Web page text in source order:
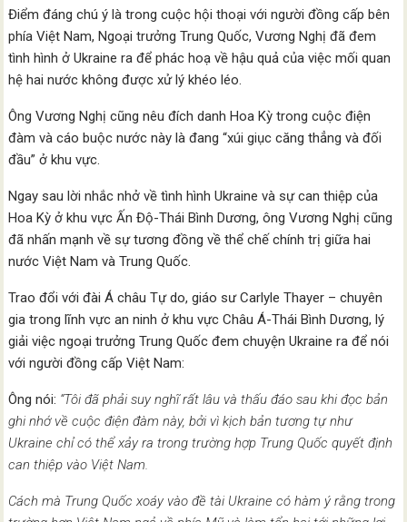
Điểm đáng chú ý là trong cuộc hội thoại với người đồng cấp bên
phía Việt Nam, Ngoại trưởng Trung Quốc, Vương Nghị đã đem
tình hình ở Ukraine ra để phác hoạ về hậu quả của việc mối quan
hệ hai nước không được xử lý khéo léo.
Ông Vương Nghị cũng nêu đích danh Hoa Kỳ trong cuộc điện
đàm và cáo buộc nước này là đang “xúi giục căng thẳng và đối
đầu” ở khu vực.
Ngay sau lời nhắc nhở về tình hình Ukraine và sự can thiệp của
Hoa Kỳ ở khu vực Ấn Độ-Thái Bình Dương, ông Vương Nghị cũng
đã nhấn mạnh về sự tương đồng về thể chế chính trị giữa hai
nước Việt Nam và Trung Quốc.
Trao đổi với đài Á châu Tự do, giáo sư Carlyle Thayer – chuyên
gia trong lĩnh vực an ninh ở khu vực Châu Á-Thái Bình Dương, lý
giải việc ngoại trưởng Trung Quốc đem chuyện Ukraine ra để nói
với người đồng cấp Việt Nam:
Ông nói: “Tôi đã phải suy nghĩ rất lâu và thấu đáo sau khi đọc bản
ghi nhớ về cuộc điện đàm này, bởi vì kịch bản tương tự như
Ukraine chỉ có thể xảy ra trong trường hợp Trung Quốc quyết định
can thiệp vào Việt Nam.
Cách mà Trung Quốc xoáy vào đề tài Ukraine có hàm ý rằng trong